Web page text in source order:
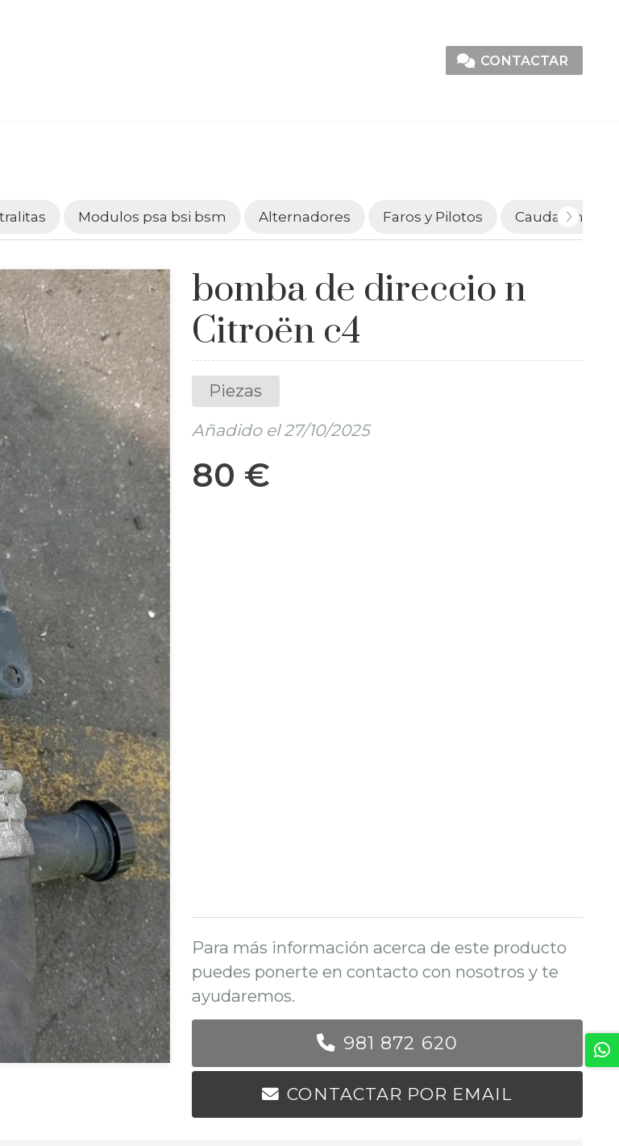
CONTACTAR
Modulos psa bsi bsm Alternadores Faros y Pilotos Caudalímetros
bomba de direccio n
Citroën c4
Piezas
Añadido el 27/10/2025
80 €
Para más información acerca de este producto
puedes ponerte en contacto con nosotros y te
ayudaremos.
981 872 620
CONTACTAR POR EMAIL